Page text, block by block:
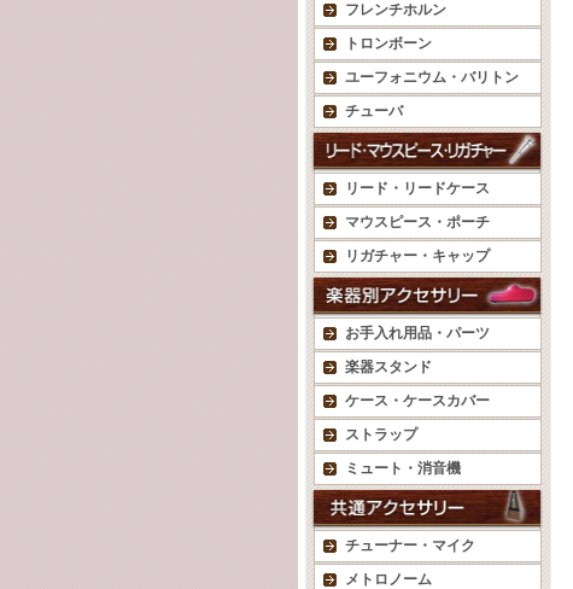
フレンチホルン
トロンボーン
ユーフォニウム・バリトン
チューバ
リード・リードケース
マウスピース・ポーチ
リガチャー・キャップ
お手入れ用品・パーツ
楽器スタンド
ケース・ケースカバー
ストラップ
ミュート・消音機
チューナー・マイク
メトロノーム